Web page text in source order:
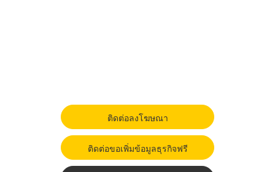
ติดต่อลงโฆษณา
ติดต่อขอเพิ่มข้อมูลธุรกิจฟรี